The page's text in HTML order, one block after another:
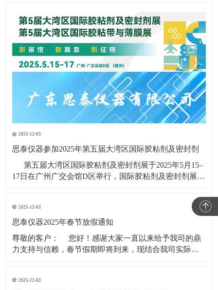
2025-12-03
思泰仪器参加2025年第五届大湾区国际胶粘剂及密封剂
第五届大湾区国际胶粘剂及密封剂展于2025年5月15–
17日在广州广交会馆D区举行，国际胶粘剂及密封剂展
1997年，系列展会每年在广州、上海举行，是全球知名
的高性能粘接材料展会品牌，
2025-12-03
思泰仪器2025年春节放假通知
​尊敬的客户： 您好！感谢大家一直以来给予我司的鼎
力支持与信赖，春节假期即将到来，现结合我司实际情
2025-12-03